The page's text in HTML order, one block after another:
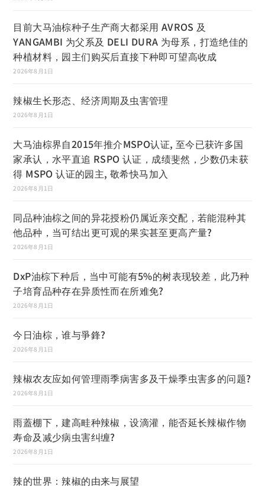
目前大马油棕种子生产商大都采用 AVROS 及
YANGAMBI 为父系及 DELI DURA 为母系，打造绝佳的
种植材料，园主们购买后直接下种即可望高收成
2026年8月1日
辣椒生长形态、经济周期及虫害管理
2026年8月1日
大马油棕界自2015年推介MSPO认证, 至今已获许多国
家承认，水平直追 RSPO 认证，成绩斐然，少数仍未获
得 MSPO 认证的园主, 敬希快马加入
2026年8月1日
同品种油棕之间的异花授粉仍属近亲交配，若能混种其
他品种，当可结出更可观的果实甚至更高产量?
2026年8月1日
DxP油棕下种后，当中可能有5%的树表现较差，此乃种
子培育品种存在异质性而在所难免?
2026年8月1日
今日油棕，谁与爭鋒?
2026年8月1日
辣椒农友应如何管理雨季病害多及干燥季虫害多的问题?
2026年8月1日
雨蓋棚下，建高畦种辣椒，设滴灌，能否延长辣椒作物
寿命及减少病虫害纠缠?
2026年8月1日
辣的世界：辣椒的由来与展望